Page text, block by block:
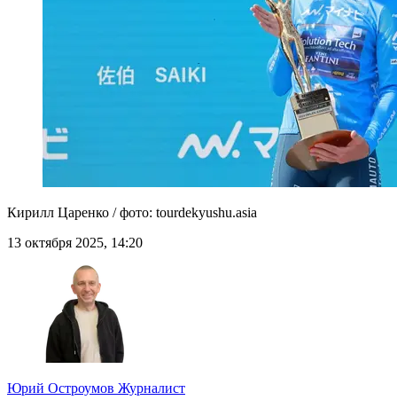
Кирилл Царенко / фото: tourdekyushu.asia
13 октября 2025, 14:20
Юрий Остроумов Журналист